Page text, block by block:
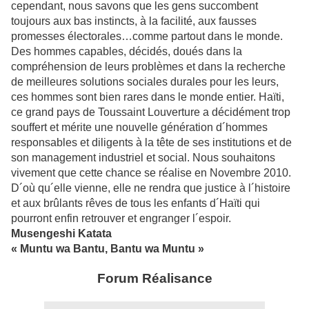
cependant, nous savons que les gens succombent
toujours aux bas instincts, à la facilité, aux fausses
promesses électorales…comme partout dans le monde.
Des hommes capables, décidés, doués dans la
compréhension de leurs problèmes et dans la recherche
de meilleures solutions sociales durales pour les leurs,
ces hommes sont bien rares dans le monde entier. Haïti,
ce grand pays de Toussaint Louverture a décidément trop
souffert et mérite une nouvelle génération d´hommes
responsables et diligents à la tête de ses institutions et de
son management industriel et social. Nous souhaitons
vivement que cette chance se réalise en Novembre 2010.
D´où qu´elle vienne, elle ne rendra que justice à l´histoire
et aux brûlants rêves de tous les enfants d´Haïti qui
pourront enfin retrouver et engranger l´espoir.
Musengeshi Katata
« Muntu wa Bantu, Bantu wa Muntu »
Forum Réalisance